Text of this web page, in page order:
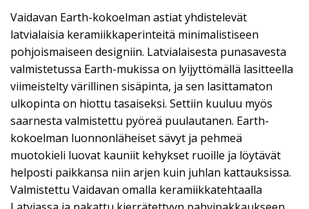
Vaidavan Earth-kokoelman astiat yhdistelevät
latvialaisia keramiikkaperinteitä minimalistiseen
pohjoismaiseen designiin. Latvialaisesta punasavesta
valmistetussa Earth-mukissa on lyijyttömällä lasitteella
viimeistelty värillinen sisäpinta, ja sen lasittamaton
ulkopinta on hiottu tasaiseksi. Settiin kuuluu myös
saarnesta valmistettu pyöreä puulautanen. Earth-
kokoelman luonnonläheiset sävyt ja pehmeä
muotokieli luovat kauniit kehykset ruoille ja löytävät
helposti paikkansa niin arjen kuin juhlan kattauksissa.
Valmistettu Vaidavan omalla keramiikkatehtaalla